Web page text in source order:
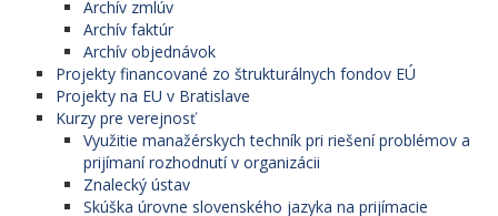
Archív zmlúv
Archív faktúr
Archív objednávok
Projekty financované zo štrukturálnych fondov EÚ
Projekty na EU v Bratislave
Kurzy pre verejnosť
Využitie manažérskych techník pri riešení problémov a
prijímaní rozhodnutí v organizácii
Znalecký ústav
Skúška úrovne slovenského jazyka na prijímacie